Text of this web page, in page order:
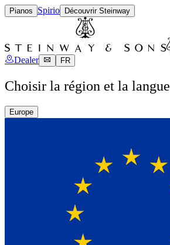
Pianos Spirio Découvrir Steinway
Dealer FR
Choisir la région et la langue
Europe